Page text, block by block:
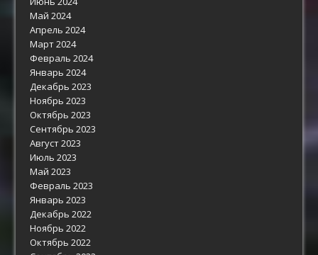
Май 2024
Апрель 2024
Март 2024
Февраль 2024
Январь 2024
Декабрь 2023
Ноябрь 2023
Октябрь 2023
Сентябрь 2023
Август 2023
Июль 2023
Май 2023
Февраль 2023
Январь 2023
Декабрь 2022
Ноябрь 2022
Октябрь 2022